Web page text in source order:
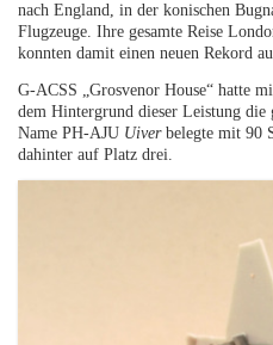
nach England, in der konischen
Flugzeuge. Ihre gesamte Reise
konnten damit einen neuen Rekord
G-ACSS „Grosvenor House“ hatte
dem Hintergrund dieser Leistung
Name PH-AJU Uiverbelegte mit 90
dahinter auf Platz drei.